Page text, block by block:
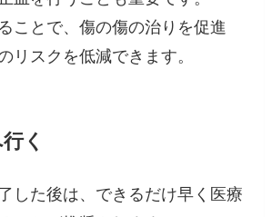
ことで、傷の傷の治りを促進
リスクを低減できます。
く
した後は、できるだけ早く医療